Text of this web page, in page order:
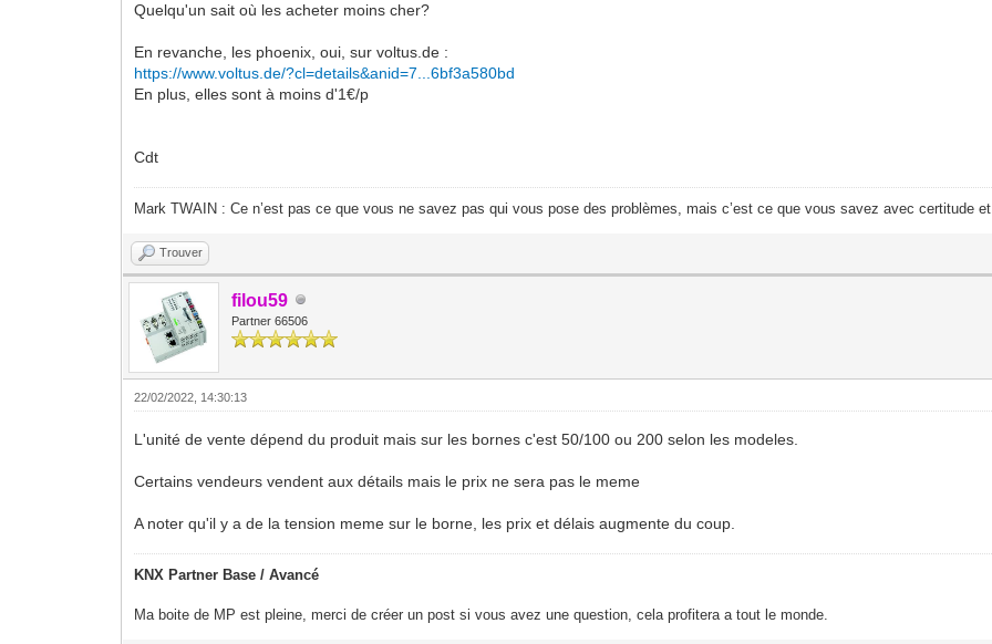
Quelqu'un sait où les acheter moins cher?
En revanche, les phoenix, oui, sur voltus.de :
https://www.voltus.de/?cl=details&anid=7...6bf3a580bd
En plus, elles sont à moins d'1€/p
Cdt
Mark TWAIN : Ce n’est pas ce que vous ne savez pas qui vous pose des problèmes, mais c’est ce que vous savez avec certitude
Trouver
filou59
Partner 66506
22/02/2022, 14:30:13
L'unité de vente dépend du produit mais sur les bornes c'est 50/100 ou 200 selon les modeles.
Certains vendeurs vendent aux détails mais le prix ne sera pas le meme
A noter qu'il y a de la tension meme sur le borne, les prix et délais augmente du coup.
KNX Partner Base / Avancé
Ma boite de MP est pleine, merci de créer un post si vous avez une question, cela profitera a tout le monde.